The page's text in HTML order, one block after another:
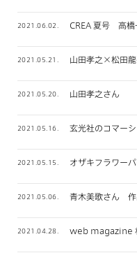
2021.06.02. CREA 夏号 高橋
2021.05.21. 山田孝之×松田
2021.05.20. 山田孝之さん
2021.05.16. 玄光社のコマー
2021.05.15. オザキフラワー
2021.05.06. 青木美歌さん 作
2021.04.28. web magazine